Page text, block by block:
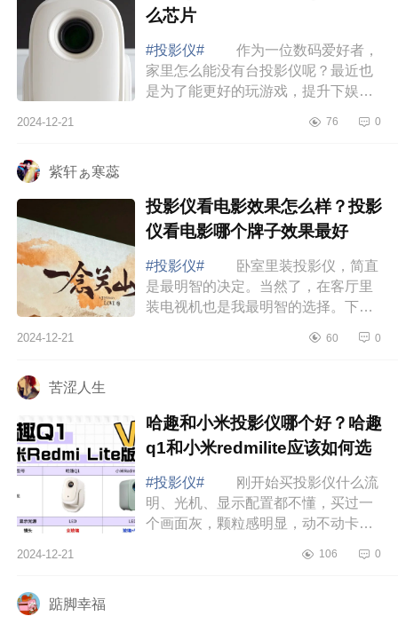
么芯片
#投影仪#
作为一位数码爱好者，
家里怎么能没有台投影仪呢？最近也
是为了能更好的玩游戏，提升下娱乐
投影仪，这就是当贝旗下子品牌哈趣
2024-12-21 76 0
紫轩ぁ寒蕊
投影仪看电影效果怎么样？投影
仪看电影哪个牌子效果最好
#投影仪#
卧室里装投影仪，简直
是最明智的决定。当然了，在客厅里
装电视机也是我最明智的选择。下面
怎么样？投影仪看电影哪个牌子效果
2024-12-21 60 0
苦涩人生
哈趣和小米投影仪哪个好？哈趣
q1和小米redmilite应该如何选
#投影仪#
刚开始买投影仪什么流
明、光机、显示配置都不懂，买过一
个画面灰，颗粒感明显，动不动卡退
哈趣和小米给我说是性价比高，下面
2024-12-21 106 0
踮脚幸福